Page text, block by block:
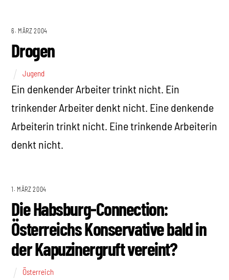
6. MÄRZ 2004
Drogen
Jugend
Ein denkender Arbeiter trinkt nicht. Ein
trinkender Arbeiter denkt nicht. Eine denkende
Arbeiterin trinkt nicht. Eine trinkende Arbeiterin
denkt nicht.
1. MÄRZ 2004
Die Habsburg-Connection:
Österreichs Konservative bald in
der Kapuzinergruft vereint?
Österreich